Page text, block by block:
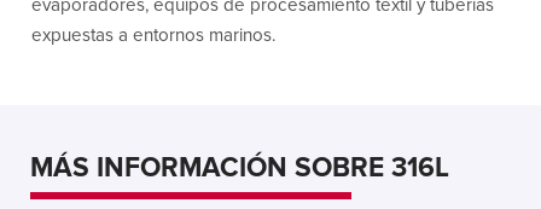
evaporadores, equipos de procesamiento textil y tuberías
expuestas a entornos marinos.
MÁS INFORMACIÓN SOBRE 316L